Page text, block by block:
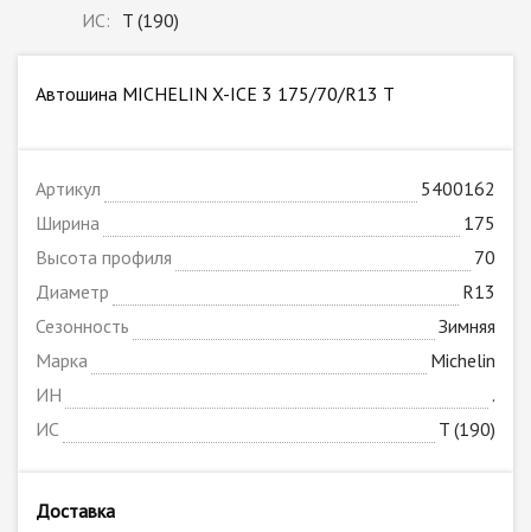
ИС: T (190)
Автошина MICHELIN X-ICE 3 175/70/R13 T
Артикул
5400162
Ширина
175
Высота профиля
70
Диаметр
R13
Сезонность
Зимняя
Марка
Michelin
ИН
.
ИС
T (190)
Доставка